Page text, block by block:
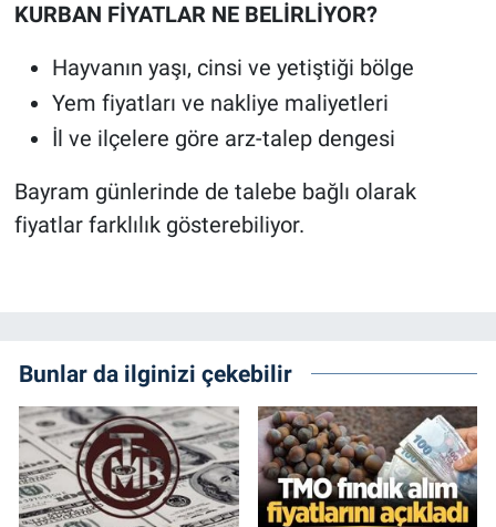
KURBAN FİYATLAR NE BELİRLİYOR?
Hayvanın yaşı, cinsi ve yetiştiği bölge
Yem fiyatları ve nakliye maliyetleri
İl ve ilçelere göre arz-talep dengesi
Bayram günlerinde de talebe bağlı olarak
fiyatlar farklılık gösterebiliyor.
Bunlar da ilginizi çekebilir